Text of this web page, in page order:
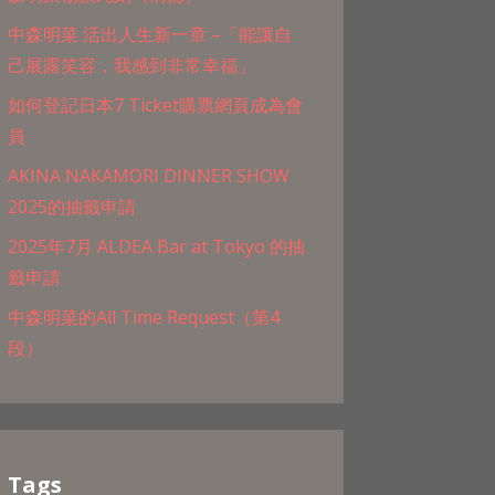
中森明菜 活出人生新一章 –「能讓自
己展露笑容，我感到非常幸福」
如何登記日本7 Ticket購票網頁成為會
員
AKINA NAKAMORI DINNER SHOW
2025的抽籤申請
2025年7月 ALDEA Bar at Tokyo 的抽
籤申請
中森明菜的All Time Request（第4
段）
Tags